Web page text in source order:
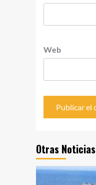
Web
Otras Noticias